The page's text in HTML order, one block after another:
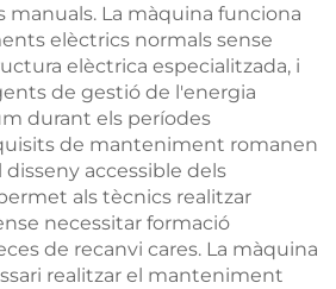
manuals. La màquina funciona
elèctrics normals sense
elèctrica especialitzada, i
de gestió de l'energia
durant els períodes
de manteniment romanen
disseny accessible dels
als tècnics realitzar
necessitar formació
de recanvi cares. La màquina
realitzar el manteniment